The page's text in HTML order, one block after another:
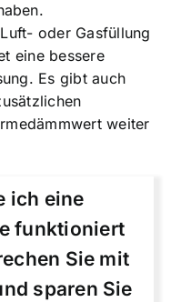
oder Gasfüllung
eine bessere
Es gibt auch
weiter
ich eine
funktioniert
Sie mit
sparen Sie